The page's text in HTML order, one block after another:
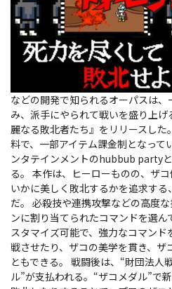
などの開発で知られるオーパスは
み、派手にやられて戦いを盛り上
麗なる敗北者たち』をリリースし
料で、一部アイテム課金制となって
ンタテインメントのhubbub party
る。 本作は、ヒーローものの、ザコ
いかに美しく敗北するかを追求す
だ。 必殺技や連携攻撃などの高度
ンに割り当てられたコマンドを選
スタマイズ可能で、強力なコマン
戦させたり、ザコの美学を貫き、ザ
ともできる。 戦闘後は、“財団法人
ル”が支払われる。“ザコメダル”で